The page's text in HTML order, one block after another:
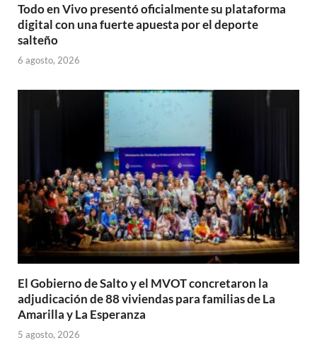
Todo en Vivo presentó oficialmente su plataforma
digital con una fuerte apuesta por el deporte
salteño
6 agosto, 2026
El Gobierno de Salto y el MVOT concretaron la
adjudicación de 88 viviendas para familias de La
Amarilla y La Esperanza
5 agosto, 2026